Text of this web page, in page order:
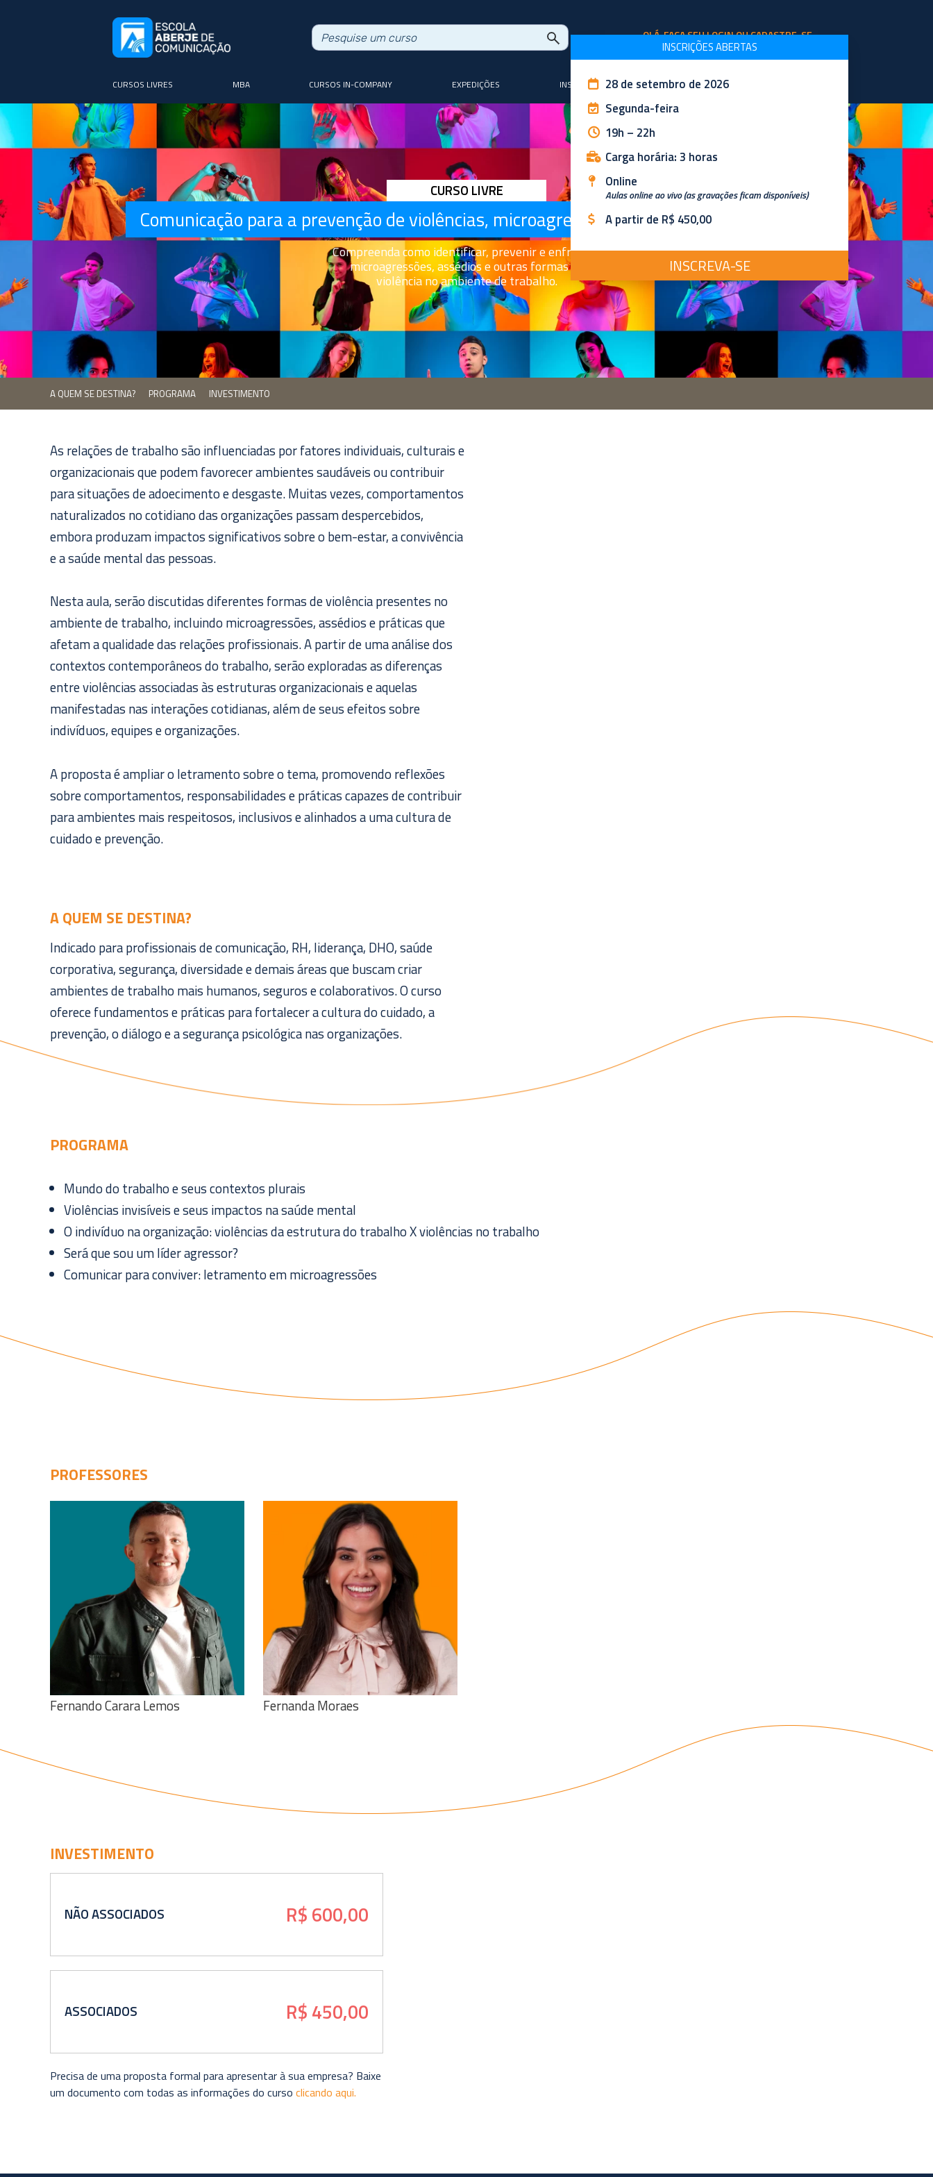
OLÁ, FAÇA SEU LOGIN OU CADASTRE-SE
CURSOS LIVRES MBA CURSOS IN-COMPANY EXPEDIÇÕES INSTRUTORES BLOG
CURSO LIVRE
Comunicação para a prevenção de violências, microagressões e assédios no trabalho
Compreenda como identificar, prevenir e enfrentar
microagressões, assédios e outras formas de
violência no ambiente de trabalho.
A QUEM SE DESTINA? PROGRAMA INVESTIMENTO
INSCRIÇÕES ABERTAS
28 de setembro de 2026
Segunda-feira
19h – 22h
Carga horária: 3 horas
Online
Aulas online ao vivo (as gravações ficam disponíveis)
A partir de R$ 450,00
INSCREVA-SE
As relações de trabalho são influenciadas por fatores individuais, culturais e
organizacionais que podem favorecer ambientes saudáveis ou contribuir
para situações de adoecimento e desgaste. Muitas vezes, comportamentos
naturalizados no cotidiano das organizações passam despercebidos,
embora produzam impactos significativos sobre o bem-estar, a convivência
e a saúde mental das pessoas.
Nesta aula, serão discutidas diferentes formas de violência presentes no
ambiente de trabalho, incluindo microagressões, assédios e práticas que
afetam a qualidade das relações profissionais. A partir de uma análise dos
contextos contemporâneos do trabalho, serão exploradas as diferenças
entre violências associadas às estruturas organizacionais e aquelas
manifestadas nas interações cotidianas, além de seus efeitos sobre
indivíduos, equipes e organizações.
A proposta é ampliar o letramento sobre o tema, promovendo reflexões
sobre comportamentos, responsabilidades e práticas capazes de contribuir
para ambientes mais respeitosos, inclusivos e alinhados a uma cultura de
cuidado e prevenção.
A QUEM SE DESTINA?
Indicado para profissionais de comunicação, RH, liderança, DHO, saúde
corporativa, segurança, diversidade e demais áreas que buscam criar
ambientes de trabalho mais humanos, seguros e colaborativos. O curso
oferece fundamentos e práticas para fortalecer a cultura do cuidado, a
prevenção, o diálogo e a segurança psicológica nas organizações.
PROGRAMA
Mundo do trabalho e seus contextos plurais
Violências invisíveis e seus impactos na saúde mental
O indivíduo na organização: violências da estrutura do trabalho X violências no trabalho
Será que sou um líder agressor?
Comunicar para conviver: letramento em microagressões
PROFESSORES
Veja o curriculo
Fernando Carara Lemos
Veja o curriculo
Fernanda Moraes
INVESTIMENTO
ASSOCIADOS R$ 450,00
NÃO ASSOCIADOS R$ 600,00
Precisa de uma proposta formal para apresentar à sua empresa? Baixe
um documento com todas as informações do curso clicando aqui.